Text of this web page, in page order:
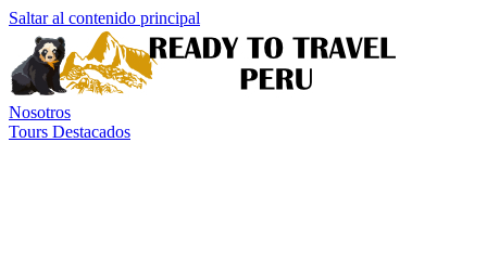
Saltar al contenido principal
Nosotros
Tours Destacados